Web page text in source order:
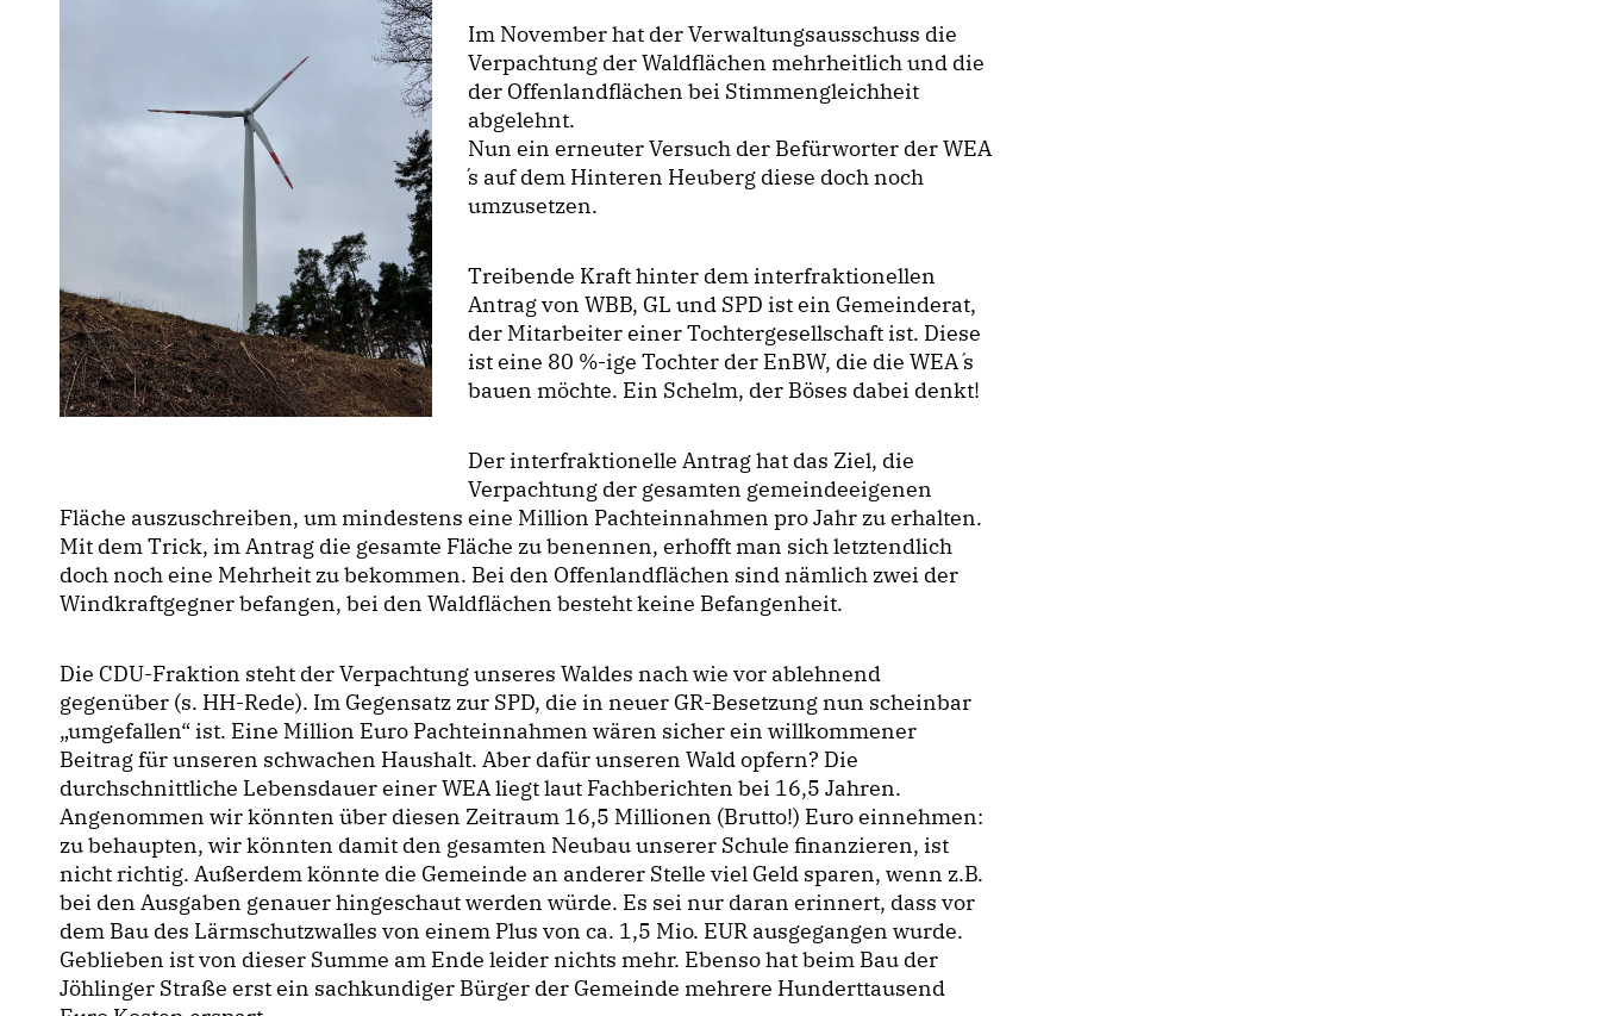
Im November hat der Verwaltungsausschuss die
Verpachtung der Waldflächen mehrheitlich und die
der Offenlandflächen bei Stimmengleichheit
abgelehnt.
Nun ein erneuter Versuch der Befürworter der WEA
́s auf dem Hinteren Heuberg diese doch noch
umzusetzen.
Treibende Kraft hinter dem interfraktionellen
Antrag von WBB, GL und SPD ist ein Gemeinderat,
der Mitarbeiter einer Tochtergesellschaft ist. Diese
ist eine 80 %-ige Tochter der EnBW, die die WEA ́s
bauen möchte. Ein Schelm, der Böses dabei denkt!
Der interfraktionelle Antrag hat das Ziel, die
Verpachtung der gesamten gemeindeeigenen
Fläche auszuschreiben, um mindestens eine Million Pachteinnahmen pro Jahr zu erhalten.
Mit dem Trick, im Antrag die gesamte Fläche zu benennen, erhofft man sich letztendlich
doch noch eine Mehrheit zu bekommen. Bei den Offenlandflächen sind nämlich zwei der
Windkraftgegner befangen, bei den Waldflächen besteht keine Befangenheit.
Die CDU-Fraktion steht der Verpachtung unseres Waldes nach wie vor ablehnend
gegenüber (s. HH-Rede). Im Gegensatz zur SPD, die in neuer GR-Besetzung nun scheinbar
umgefallen“ ist. Eine Million Euro Pachteinnahmen wären sicher ein willkommener
Beitrag für unseren schwachen Haushalt. Aber dafür unseren Wald opfern? Die
durchschnittliche Lebensdauer einer WEA liegt laut Fachberichten bei 16,5 Jahren.
Angenommen wir könnten über diesen Zeitraum 16,5 Millionen (Brutto!) Euro einnehmen:
zu behaupten, wir könnten damit den gesamten Neubau unserer Schule finanzieren, ist
nicht richtig. Außerdem könnte die Gemeinde an anderer Stelle viel Geld sparen, wenn z.B.
bei den Ausgaben genauer hingeschaut werden würde. Es sei nur daran erinnert, dass vor
dem Bau des Lärmschutzwalles von einem Plus von ca. 1,5 Mio. EUR ausgegangen wurde.
Geblieben ist von dieser Summe am Ende leider nichts mehr. Ebenso hat beim Bau der
Jöhlinger Straße erst ein sachkundiger Bürger der Gemeinde mehrere Hunderttausend